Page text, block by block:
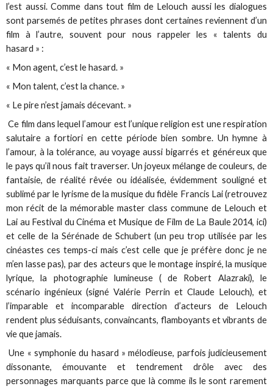
l’est aussi. Comme dans tout film de Lelouch aussi les dialogues
sont parsemés de petites phrases dont certaines reviennent d’un
film à l’autre, souvent pour nous rappeler les « talents du
hasard » :
« Mon agent, c’est le hasard. »
« Mon talent, c’est la chance. »
« Le pire n’est jamais décevant. »
Ce film dans lequel l’amour est l’unique religion est une respiration
salutaire a fortiori en cette période bien sombre. Un hymne à
l’amour, à la tolérance, au voyage aussi bigarrés et généreux que
le pays qu’il nous fait traverser. Un joyeux mélange de couleurs, de
fantaisie, de réalité rêvée ou idéalisée, évidemment souligné et
sublimé par le lyrisme de la musique du fidèle Francis Lai (retrouvez
mon récit de la mémorable master class commune de Lelouch et
Lai au Festival du Cinéma et Musique de Film de La Baule 2014, ici)
et celle de la Sérénade de Schubert (un peu trop utilisée par les
cinéastes ces temps-ci mais c’est celle que je préfère donc je ne
m’en lasse pas), par des acteurs que le montage inspiré, la musique
lyrique, la photographie lumineuse ( de Robert Alazraki), le
scénario ingénieux (signé Valérie Perrin et Claude Lelouch), et
l’imparable et incomparable direction d’acteurs de Lelouch
rendent plus séduisants, convaincants, flamboyants et vibrants de
vie que jamais.
Une « symphonie du hasard » mélodieuse, parfois judicieusement
dissonante, émouvante et tendrement drôle avec des
personnages marquants parce que là comme ils le sont rarement